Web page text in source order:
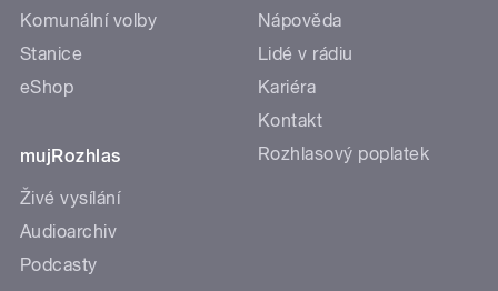
Komunální volby
Stanice
eShop
mujRozhlas
Živé vysílání
Audioarchiv
Podcasty
Nápověda
Lidé v rádiu
Kariéra
Kontakt
Rozhlasový poplatek